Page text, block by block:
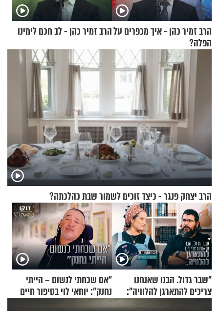
הרב זמיר כהן - איך מכפרים על
הפלה?
הרב זמיר כהן - לב חכם לימינו
הרב יצחק פנגר - כיצד זוכים לשמור שבת כהלכתה?
"שבר גדול. הבנו שאנחנו
צריכים להתארגן להלוויה":
זוגיות במבחן, הפעם עם מרים
"אם שכחתי לנשום – הייתי
נחנק": יוחאי לוי בסיפור חיים
מעורר השראה